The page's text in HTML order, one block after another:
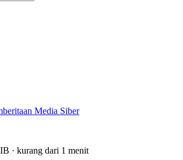
Media Siber
· kurang dari 1 menit